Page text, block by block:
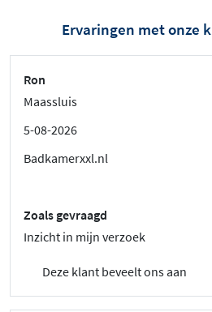
Ervaringen met onze
Ron
Maassluis
5-08-2026
Badkamerxxl.nl
Zoals gevraagd
Inzicht in mijn verzoek
Deze klant beveelt ons aan